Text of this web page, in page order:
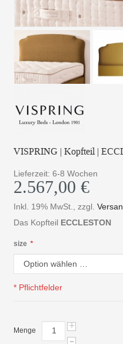
VISPRING | Kopfteil |
Lieferzeit: 6-8 Wochen
2.567,00 €
Inkl. 19% MwSt. ,zzgl.
Das Kopfteil ECCLESTON
*
size
* Pflichtfelder
Menge +
-